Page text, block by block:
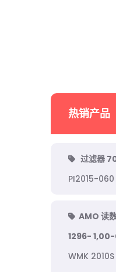
热销产品
过滤器
PI2015-060
AMO 读
1296-
WMK